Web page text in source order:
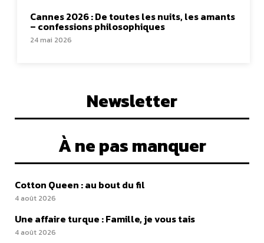
Cannes 2026 : De toutes les nuits, les amants
– confessions philosophiques
24 mai 2026
Newsletter
À ne pas manquer
Cotton Queen : au bout du fil
4 août 2026
Une affaire turque : Famille, je vous tais
4 août 2026